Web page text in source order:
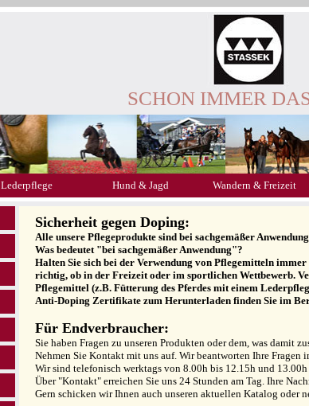
SCHON IMMER
Lederpflege Hund & Jagd Wandern & Freizeit
Sicherheit gegen Doping:
Alle unsere Pflegeprodukte sind bei sachgemäßer
Was bedeutet "bei sachgemäßer Anwendung"?
Halten Sie sich bei der Verwendung von Pflegemitteln
richtig, ob in der Freizeit oder im sportlichen Wettbewerb.
Pflegemittel (z.B. Fütterung des Pferdes mit einem
Anti-Doping Zertifikate zum Herunterladen finden Sie im
Für Endverbraucher:
Sie haben Fragen zu unseren Produkten oder dem, was damit
Nehmen Sie Kontakt mit uns auf. Wir beantworten Ihre Fragen
Wir sind telefonisch werktags von 8.00h bis 12.15h und
Über "Kontakt" erreichen Sie uns 24 Stunden am Tag. Ihre
Gern schicken wir Ihnen auch unseren aktuellen Katalog oder